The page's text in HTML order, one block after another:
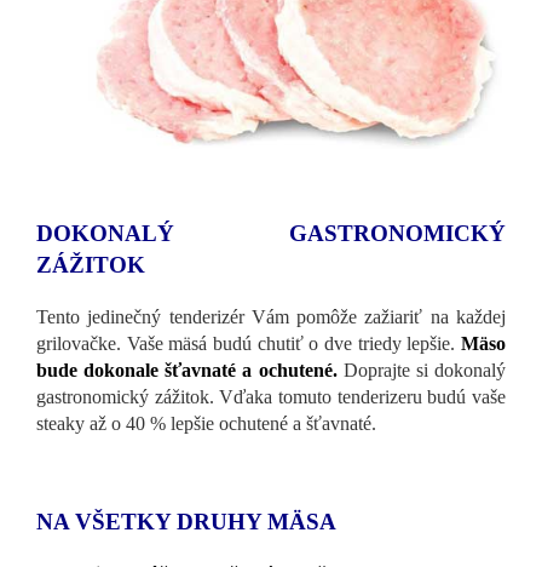
DOKONALÝ GASTRONOMICKÝ
ZÁŽITOK
Tento jedinečný tenderizér Vám pomôže zažiariť na každej
grilovačke. Vaše mäsá budú chutiť o dve triedy lepšie. Mäso
bude dokonale šťavnaté a ochutené. Doprajte si dokonalý
gastronomický zážitok. Vďaka tomuto tenderizeru budú vaše
steaky až o 40 % lepšie ochutené a šťavnaté.
NA VŠETKY DRUHY MÄSA